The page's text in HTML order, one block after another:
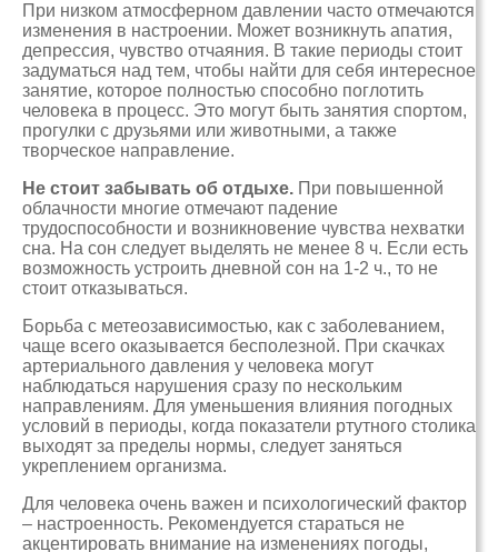
При низком атмосферном давлении часто отмечаются
изменения в настроении. Может возникнуть апатия,
депрессия, чувство отчаяния. В такие периоды стоит
задуматься над тем, чтобы найти для себя интересное
занятие, которое полностью способно поглотить
человека в процесс. Это могут быть занятия спортом,
прогулки с друзьями или животными, а также
творческое направление.
Не стоит забывать об отдыхе. При повышенной
облачности многие отмечают падение
трудоспособности и возникновение чувства нехватки
сна. На сон следует выделять не менее 8 ч. Если есть
возможность устроить дневной сон на 1-2 ч., то не
стоит отказываться.
Борьба с метеозависимостью, как с заболеванием,
чаще всего оказывается бесполезной. При скачках
артериального давления у человека могут
наблюдаться нарушения сразу по нескольким
направлениям. Для уменьшения влияния погодных
условий в периоды, когда показатели ртутного столика
выходят за пределы нормы, следует заняться
укреплением организма.
Для человека очень важен и психологический фактор
– настроенность. Рекомендуется стараться не
акцентировать внимание на изменениях погоды,